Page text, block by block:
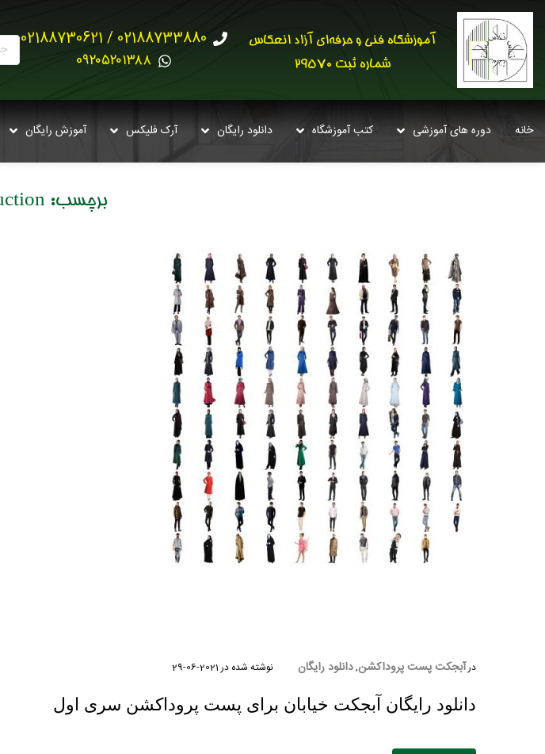
آموزشگاه فنی و حرفه‌ای آزاد انعکاس
شماره ثبت 29570
02188733880 / 02188730621
0۹۲۰۵۲۰۱۳۸۸
خانه دوره های آموزشی کتب آموزشگاه دانلود رایگان آرک فلیکس آموزش رایگان
برچسب:
درآبجکت پست پروداکشن,دانلود رایگان نوشته شده در2021-06-29
دانلود رایگان آبجکت خیابان برای پست پروداکشن سری اول